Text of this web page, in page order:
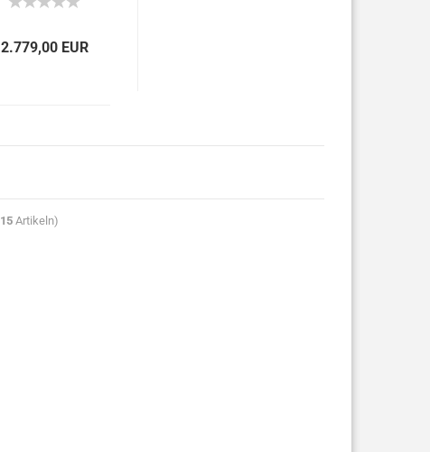
2.779,00 EUR
15 Artikeln)